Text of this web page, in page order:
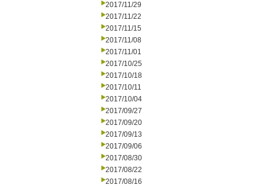
2017/11/29
2017/11/22
2017/11/15
2017/11/08
2017/11/01
2017/10/25
2017/10/18
2017/10/11
2017/10/04
2017/09/27
2017/09/20
2017/09/13
2017/09/06
2017/08/30
2017/08/22
2017/08/16